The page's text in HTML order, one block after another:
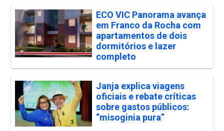
ECO VIC Panorama avança
em Franco da Rocha com
apartamentos de dois
dormitórios e lazer
completo
Janja explica viagens
oficiais e rebate críticas
sobre gastos públicos:
“misoginia pura”